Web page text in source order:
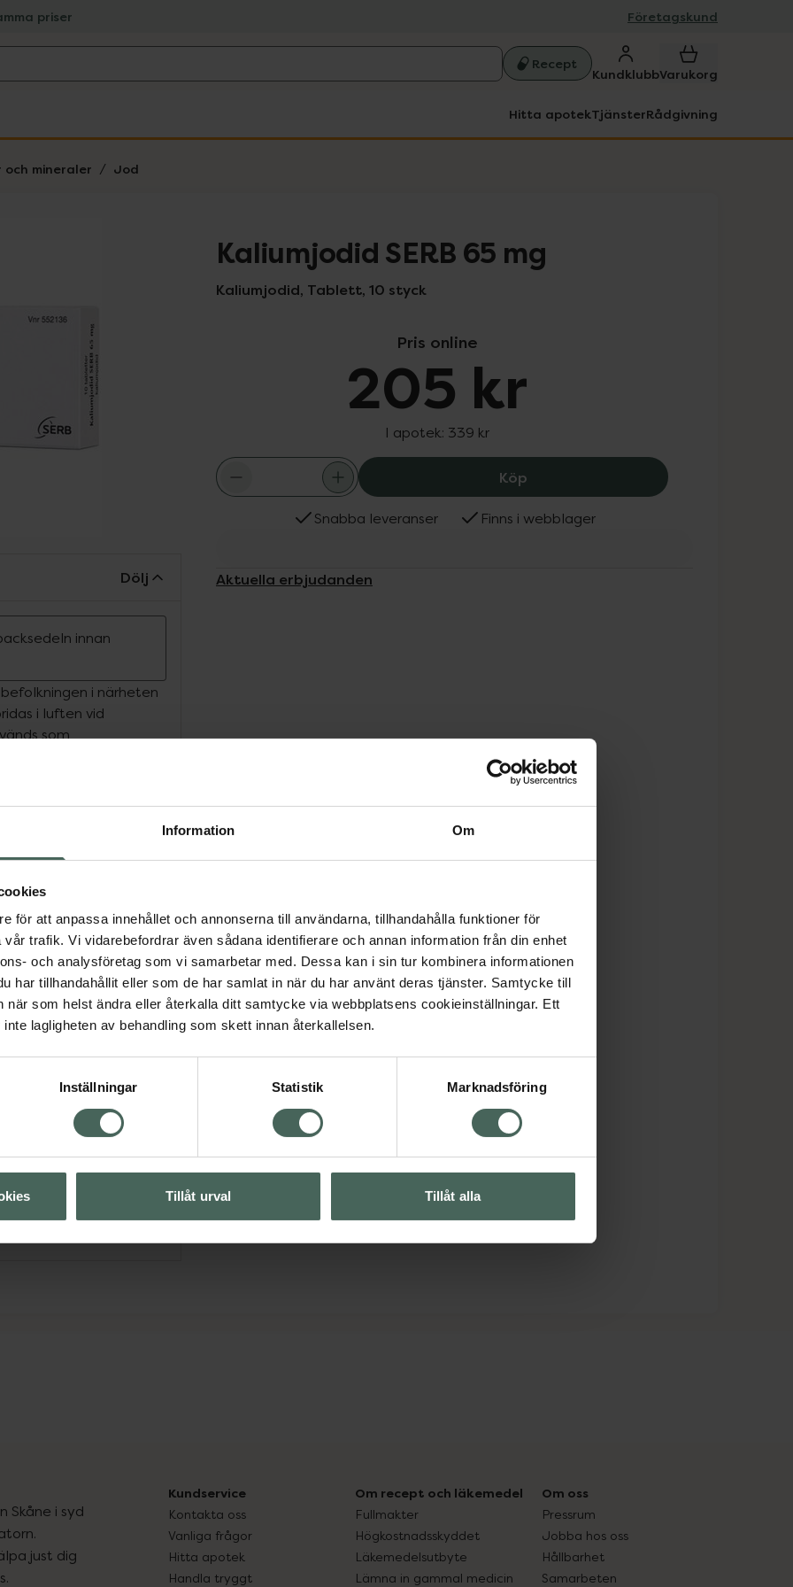
Information Om
för att anpassa innehållet och annonserna till användarna, tillhandahålla funktioner för
trafik. Vi vidarebefordrar även sådana identifierare och annan information från din enhet
och analysföretag som vi samarbetar med. Dessa kan i sin tur kombinera informationen
har tillhandahållit eller som de har samlat in när du har använt deras tjänster. Samtycke till
när som helst ändra eller återkalla ditt samtycke via webbplatsens cookieinställningar. Ett
lagligheten av behandling som skett innan återkallelsen.
Inställningar Statistik Marknadsföring
Tillåt urval Tillåt alla
priser Företagskund
Recept
KundklubbVarukorg
Hitta apotekTjänsterRådgivning
och mineraler Jod
Kaliumjodid SERB 65 mg
Kaliumjodid, Tablett, 10 styck
Pris online
205 kr
I apotek: 339 kr
Köp Kaliumjodid SERB 65 mg, 205 kr.
Snabba leveranser Finns i webblager
Aktuella erbjudanden
Dölj
innan
i närheten
i luften vid
som
om
annan typ av
blockeras genom tidig
har då redan tagit
jod kan inte tas upp.
för radioaktiv jod är
gäller att foster från
grupperna
i tillväxt.
Skåne i syd
just dig
Kundservice
Kontakta oss
Vanliga frågor
Hitta apotek
Handla tryggt
Om recept och läkemedel
Fullmakter
Högkostnadsskyddet
Läkemedelsutbyte
Lämna in gammal medicin
Om oss
Pressrum
Jobba hos oss
Hållbarhet
Samarbeten